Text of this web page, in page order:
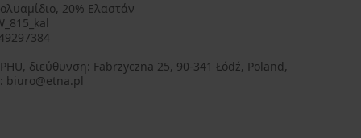
20% Ελαστάν
διεύθυνση: Fabrzyczna 25, 90-341 Łódź, Poland,
biuro@etna.pl